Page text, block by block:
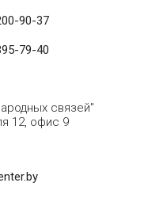
90-37
79-40
связей"
12, офис 9